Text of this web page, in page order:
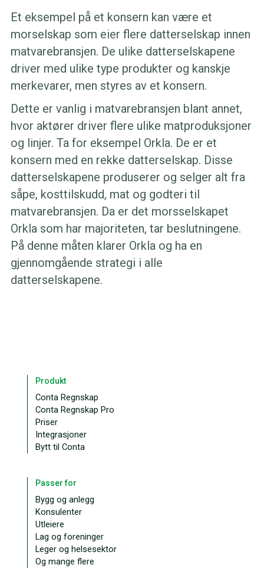
Et eksempel på et konsern kan være et
morselskap som eier flere datterselskap innen
matvarebransjen. De ulike datterselskapene
driver med ulike type produkter og kanskje
merkevarer, men styres av et konsern.
Dette er vanlig i matvarebransjen blant annet,
hvor aktører driver flere ulike matproduksjoner
og linjer. Ta for eksempel Orkla. De er et
konsern med en rekke datterselskap. Disse
datterselskapene produserer og selger alt fra
såpe, kosttilskudd, mat og godteri til
matvarebransjen. Da er det morsselskapet
Orkla som har majoriteten, tar beslutningene.
På denne måten klarer Orkla og ha en
gjennomgående strategi i alle
datterselskapene.
Produkt
Conta Regnskap
Conta Regnskap Pro
Priser
Integrasjoner
Bytt til Conta
Passer for
Bygg og anlegg
Konsulenter
Utleiere
Lag og foreninger
Leger og helsesektor
Og mange flere